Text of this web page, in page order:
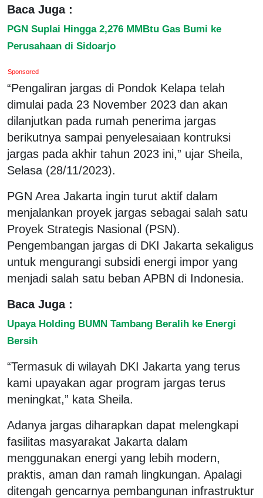
Baca Juga :
PGN Suplai Hingga 2,276 MMBtu Gas Bumi ke
Perusahaan di Sidoarjo
Sponsored
“Pengaliran jargas di Pondok Kelapa telah
dimulai pada 23 November 2023 dan akan
dilanjutkan pada rumah penerima jargas
berikutnya sampai penyelesaiaan kontruksi
jargas pada akhir tahun 2023 ini,” ujar Sheila,
Selasa (28/11/2023).
PGN Area Jakarta ingin turut aktif dalam
menjalankan proyek jargas sebagai salah satu
Proyek Strategis Nasional (PSN).
Pengembangan jargas di DKI Jakarta sekaligus
untuk mengurangi subsidi energi impor yang
menjadi salah satu beban APBN di Indonesia.
Baca Juga :
Upaya Holding BUMN Tambang Beralih ke Energi
Bersih
“Termasuk di wilayah DKI Jakarta yang terus
kami upayakan agar program jargas terus
meningkat,” kata Sheila.
Adanya jargas diharapkan dapat melengkapi
fasilitas masyarakat Jakarta dalam
menggunakan energi yang lebih modern,
praktis, aman dan ramah lingkungan. Apalagi
ditengah gencarnya pembangunan infrastruktur